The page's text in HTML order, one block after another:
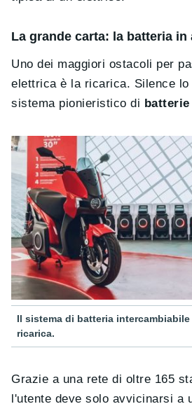
La grande carta: la batteria in
Uno dei maggiori ostacoli per
elettrica è la ricarica. Silence
sistema pionieristico di
Il sistema di batteria
ricarica.
Grazie a una rete di oltre 165
l'utente deve solo avvicinarsi a